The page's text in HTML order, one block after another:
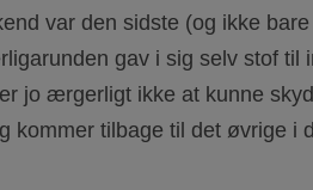
var den sidste (og ikke
gav i sig selv stof til
jo ærgerligt ikke at kunne
kommer tilbage til det øvrige i